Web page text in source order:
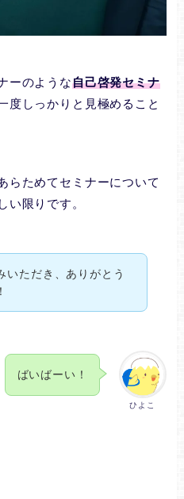
ーのような自己啓発セミナ
度しっかりと見極めること
らためてセミナーについて
い限りです。
いただき、ありがとう
ひよこ
ばいばーい！